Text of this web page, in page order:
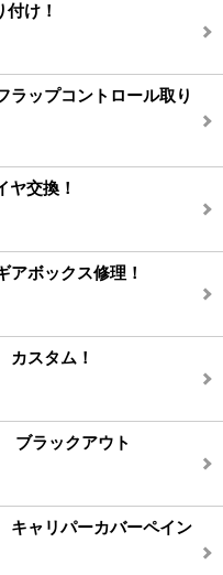
け！
ップコントロール取り
交換！
ボックス修理！
スタム！
ラックアウト
ャリパーカバーペイン